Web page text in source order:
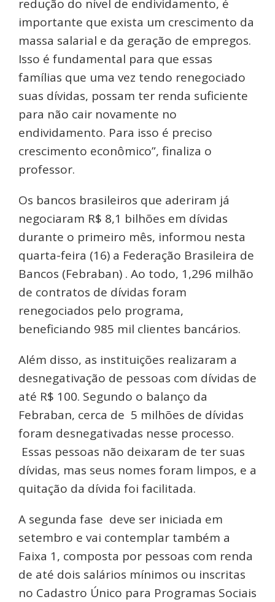
redução do nível de endividamento, é
importante que exista um crescimento da
massa salarial e da geração de empregos.
Isso é fundamental para que essas
famílias que uma vez tendo renegociado
suas dívidas, possam ter renda suficiente
para não cair novamente no
endividamento. Para isso é preciso
crescimento econômico”, finaliza o
professor.
Os bancos brasileiros que aderiram já
negociaram R$ 8,1 bilhões em dívidas
durante o primeiro mês, informou nesta
quarta-feira (16) a Federação Brasileira de
Bancos (Febraban) . Ao todo, 1,296 milhão
de contratos de dívidas foram
renegociados pelo programa,
beneficiando 985 mil clientes bancários.
Além disso, as instituições realizaram a
desnegativação de pessoas com dívidas de
até R$ 100. Segundo o balanço da
Febraban, cerca de 5 milhões de dívidas
foram desnegativadas nesse processo.
Essas pessoas não deixaram de ter suas
dívidas, mas seus nomes foram limpos, e a
quitação da dívida foi facilitada.
A segunda fase deve ser iniciada em
setembro e vai contemplar também a
Faixa 1, composta por pessoas com renda
de até dois salários mínimos ou inscritas
no Cadastro Único para Programas Sociais